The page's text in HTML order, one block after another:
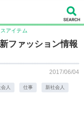
アイテム
ファッション情報
2017/06/04
人 仕事 新社会人